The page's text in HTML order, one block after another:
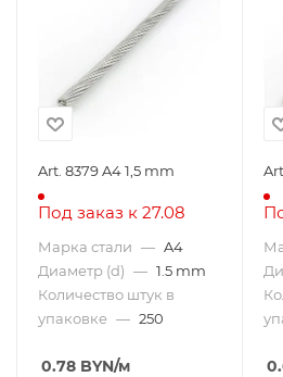
Art. 8379 A4 1,5 mm
Под заказ к 27.08
Марка стали — A4
Диаметр (d) — 1.5 mm
Количество штук в
упаковке — 250
0.78 BYN/м